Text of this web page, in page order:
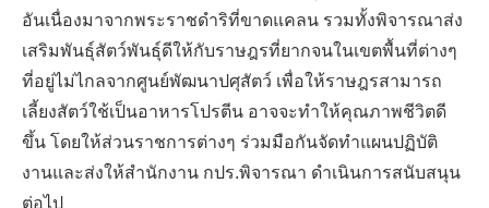
อันเนื่องมาจากพระราชดำริที่ขาดแคลน รวมทั้งพิจารณาส่ง
เสริมพันธุ์สัตว์พันธุ์ดีให้กับราษฎรที่ยากจนในเขตพื้นที่ต่างๆ
ที่อยู่ไม่ไกลจากศูนย์พัฒนาปศุสัตว์ เพื่อให้ราษฎรสามารถ
เลี้ยงสัตว์ใช้เป็นอาหารโปรตีน อาจจะทำให้คุณภาพชีวิตดี
ขึ้น โดยให้ส่วนราชการต่างๆ ร่วมมือกันจัดทำแผนปฏิบัติ
งานและส่งให้สำนักงาน กปร.พิจารณา ดำเนินการสนับสนุน
ต่อไป